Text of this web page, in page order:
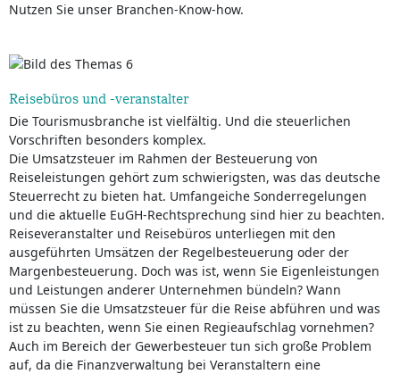
Nutzen Sie unser Branchen-Know-how.
Reisebüros und -veranstalter
Die Tourismusbranche ist vielfältig. Und die steuerlichen
Vorschriften besonders komplex.
Die Umsatzsteuer im Rahmen der Besteuerung von
Reiseleistungen gehört zum schwierigsten, was das deutsche
Steuerrecht zu bieten hat. Umfangeiche Sonderregelungen
und die aktuelle EuGH-Rechtsprechung sind hier zu beachten.
Reiseveranstalter und Reisebüros unterliegen mit den
ausgeführten Umsätzen der Regelbesteuerung oder der
Margenbesteuerung. Doch was ist, wenn Sie Eigenleistungen
und Leistungen anderer Unternehmen bündeln? Wann
müssen Sie die Umsatzsteuer für die Reise abführen und was
ist zu beachten, wenn Sie einen Regieaufschlag vornehmen?
Auch im Bereich der Gewerbesteuer tun sich große Problem
auf, da die Finanzverwaltung bei Veranstaltern eine